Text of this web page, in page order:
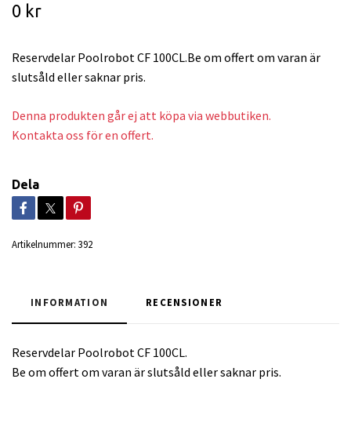
0 kr
Reservdelar Poolrobot CF 100CL.Be om offert om varan är
slutsåld eller saknar pris.
Denna produkten går ej att köpa via webbutiken.
Kontakta oss för en offert.
Dela
Artikelnummer: 392
INFORMATION RECENSIONER
Reservdelar Poolrobot CF 100CL.
Be om offert om varan är slutsåld eller saknar pris.